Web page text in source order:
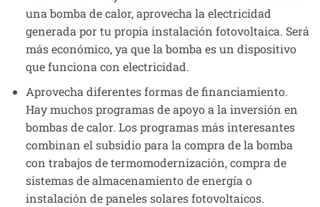
una bomba de calor, aprovecha la electricidad
generada por tu propia instalación fotovoltaica. Será
más económico, ya que la bomba es un dispositivo
que funciona con electricidad.
Aprovecha diferentes formas de financiamiento.
Hay muchos programas de apoyo a la inversión en
bombas de calor. Los programas más interesantes
combinan el subsidio para la compra de la bomba
con trabajos de termomodernización, compra de
sistemas de almacenamiento de energía o
instalación de paneles solares fotovoltaicos.